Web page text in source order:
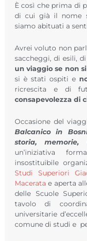
È così che prima di
di cui già il nome
siamo abituati a
Avrei voluto non
saccheggi, di esili,
un viaggio se non
si è stati ospiti e
ricrescita e di
consapevolezza di
Occasione del
Balcanico in
storia, memorie,
un’iniziativa
insostituibile
Studi Superiori
Macerata e aperta
delle Scuole
tavolo di
universitarie
comune di studi e